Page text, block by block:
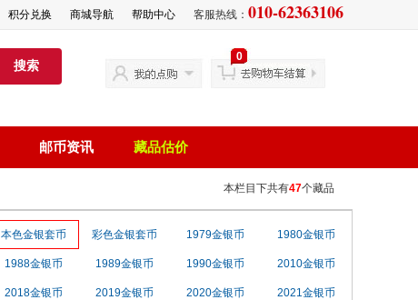
客服热线： 010-62363106
帮助中心
商城导航
积分兑换
搜索
0
邮币资讯 藏品估价
本栏目下共有47个藏品
本色金银套币 彩色金银套币 1979金银币 1980金银币
1988金银币 1989金银币 1990金银币 2010金银币
2018金银币 2019金银币 2020金银币 2021金银币